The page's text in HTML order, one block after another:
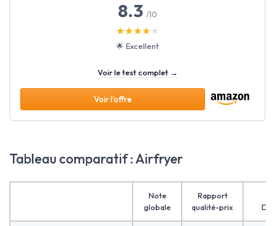
8.3 /10
★★★★★
★★★★★
🌟 Excellent
Voir le test complet →
Voir l'offre
Tableau comparatif : Airfryer
Note
globale
Rapport
qualité-prix